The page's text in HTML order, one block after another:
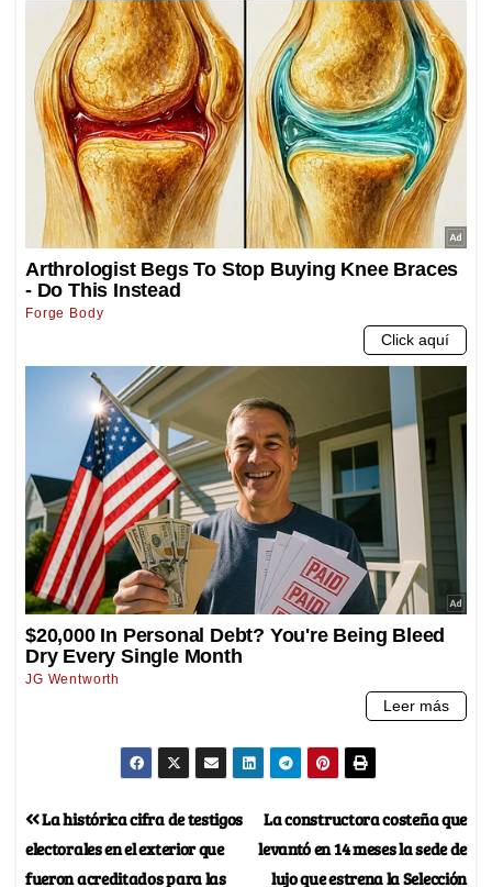
La constructora costeña que
levantó en 14 meses la sede de
lujo que estrena la Selección
La histórica cifra de testigos
electorales en el exterior que
fueron acreditados para las